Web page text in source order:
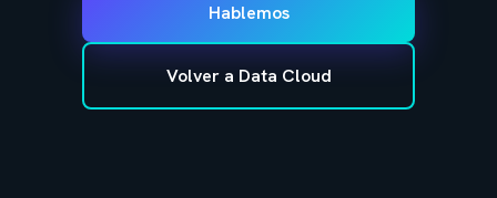
Hablemos
Volver a Data Cloud